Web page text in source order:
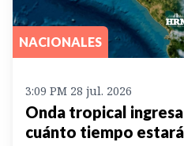
NACIONALES
3:09 PM 28 jul. 2026
Onda tropical
cuánto tiempo